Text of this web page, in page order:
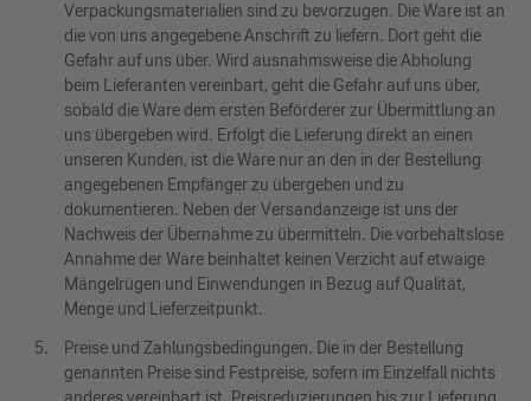
Verpackungsmaterialien sind zu bevorzugen. Die Ware ist an
die von uns angegebene Anschrift zu liefern. Dort geht die
Gefahr auf uns über. Wird ausnahmsweise die Abholung
beim Lieferanten vereinbart, geht die Gefahr auf uns über,
sobald die Ware dem ersten Beförderer zur Übermittlung an
uns übergeben wird. Erfolgt die Lieferung direkt an einen
unseren Kunden, ist die Ware nur an den in der Bestellung
angegebenen Empfänger zu übergeben und zu
dokumentieren. Neben der Versandanzeige ist uns der
Nachweis der Übernahme zu übermitteln. Die vorbehaltslose
Annahme der Ware beinhaltet keinen Verzicht auf etwaige
Mängelrügen und Einwendungen in Bezug auf Qualität,
Menge und Lieferzeitpunkt.
Preise und Zahlungsbedingungen. Die in der Bestellung
genannten Preise sind Festpreise, sofern im Einzelfall nichts